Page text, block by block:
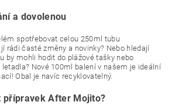
a dovolenou
spotřebovat celou 250ml tubu
rádi časté změny a novinky? Nebo hledají
by mohli hodit do plážové tašky nebo
Nové 100ml balení v našem je ideální
Obal je navíc recyklovatelný.
přípravek After Mojito?